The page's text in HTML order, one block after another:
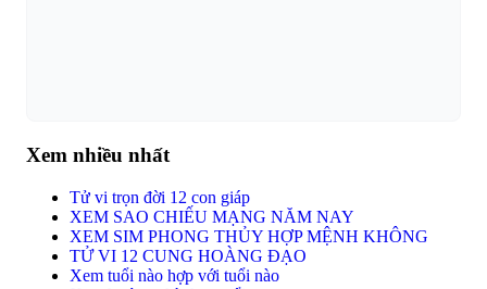
Xem nhiều nhất
Tử vi trọn đời 12 con giáp
XEM SAO CHIẾU MẠNG NĂM NAY
XEM SIM PHONG THỦY HỢP MỆNH KHÔNG
TỬ VI 12 CUNG HOÀNG ĐẠO
Xem tuổi nào hợp với tuổi nào